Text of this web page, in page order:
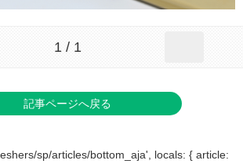
1 / 1
記事ページへ戻る
sp/articles/bottom_aja', locals: { article: